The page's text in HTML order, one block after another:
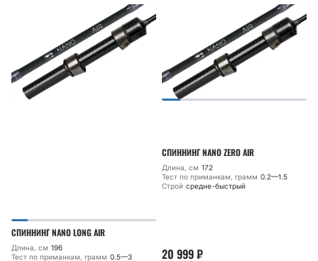
СПИННИНГ NANO LONG AIR
Длина, см 196
Тест по приманкам, грамм 0.5—3
СПИННИНГ NANO ZERO AIR
Длина, см 172
Тест по приманкам, грамм 0.2—1.5
Строй средне-быстрый
20 999₽